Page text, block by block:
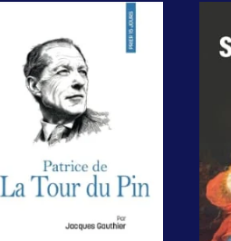
Prier 15 jours
avec Patrice de
La Tour du Pin
Paris,
Nouvelle Cité , 2026,
128 pages,
12€, 21.95$